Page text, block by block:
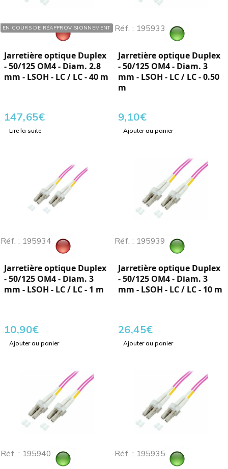
EN COURS DE RÉAPPROVISIONNEMENT
Réf. : 195440
Jarretière optique Duplex
- 50/125 OM4 - Diam. 2.8
mm - LSOH - LC / LC - 40 m
147,65€
Lire la suite
Réf. : 195933
Jarretière optique Duplex
- 50/125 OM4 - Diam. 3
mm - LSOH - LC / LC - 0.50
m
9,10€
Ajouter au panier
Réf. : 195934
Jarretière optique Duplex
- 50/125 OM4 - Diam. 3
mm - LSOH - LC / LC - 1 m
10,90€
Ajouter au panier
Réf. : 195939
Jarretière optique Duplex
- 50/125 OM4 - Diam. 3
mm - LSOH - LC / LC - 10 m
26,45€
Ajouter au panier
Réf. : 195940 Réf. : 195935